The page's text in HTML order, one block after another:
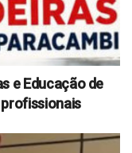
e Educação de